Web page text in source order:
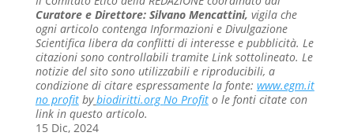
Curatore e Direttore: Silvano Mencattini, vigila che
ogni articolocontenga Informazioni e Divulgazione
Scientifica libera da conflitti di interesse e pubblicità. Le
citazioni sono controllabili tramite Link sottolineato. Le
notizie del sito sono utilizzabili e riproducibili, a
condizione di citare espressamente la fonte: www.egm.it
no profitby biodiritti.org No Profito le fonti citate con
link in questo articolo.
15 Dic, 2024